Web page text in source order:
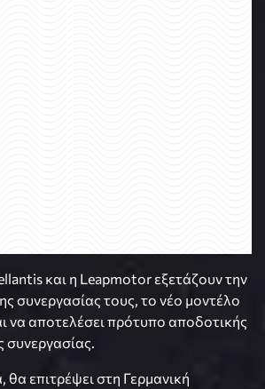
και η Leapmotor εξετάζουν την
συνεργασίας τους, το νέο μοντέλο
να αποτελέσει πρότυπο αποδοτικής
επιτρέψει στη Γερμανική